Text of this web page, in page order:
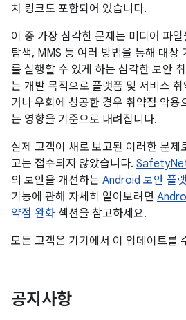
치 링크도 포함되어 있습니다.
이 중 가장 심각한 문제는 미디어 파
탐색, MMS 등 여러 방법을 통해 대상
를 실행할 수 있게 하는 심각한 보안
는 개발 목적으로 플랫폼 및 서비스
거나 우회에 성공한 경우 취약점 악용
는 영향을 기준으로 내려집니다.
실제 고객이 새로 보고된 이러한 문제
고는 접수되지 않았습니다.
의 보안을 개선하는 Android 보안 플
기능에 관해 자세히 알아보려면
약점 완화 섹션을 참고하세요.
모든 고객은 기기에서 이 업데이트를
공지사항